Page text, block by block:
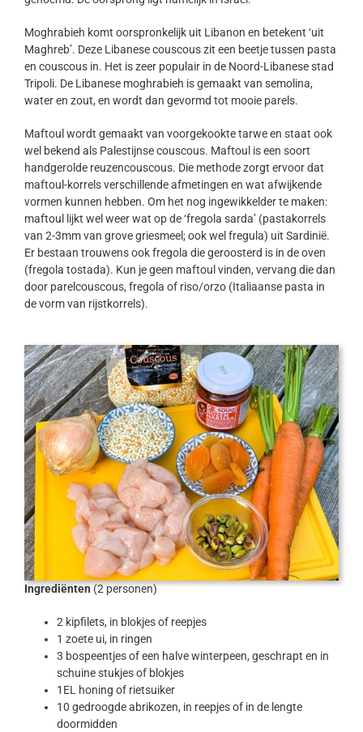
Moghrabieh komt oorspronkelijk uit Libanon en betekent ‘uit
Maghreb’. Deze Libanese couscous zit een beetje tussen pasta
en couscous in. Het is zeer populair in de Noord-Libanese stad
Tripoli. De Libanese moghrabieh is gemaakt van semolina,
water en zout, en wordt dan gevormd tot mooie parels.
Maftoul wordt gemaakt van voorgekookte tarwe en staat ook
wel bekend als Palestijnse couscous. Maftoul is een soort
handgerolde reuzencouscous. Die methode zorgt ervoor dat
maftoul-korrels verschillende afmetingen en wat afwijkende
vormen kunnen hebben. Om het nog ingewikkelder te maken:
maftoul lijkt wel weer wat op de ‘fregola sarda’ (pastakorrels
van 2-3mm van grove griesmeel; ook wel fregula) uit Sardinië.
Er bestaan trouwens ook fregola die geroosterd is in de oven
(fregola tostada). Kun je geen maftoul vinden, vervang die dan
door parelcouscous, fregola of riso/orzo (Italiaanse pasta in
de vorm van rijstkorrels).
Ingrediënten(2 personen)
2 kipfilets, in blokjes of reepjes
1 zoete ui, in ringen
3 bospeentjes of een halve winterpeen, geschrapt en in
schuine stukjes of blokjes
1EL honing of rietsuiker
10 gedroogde abrikozen, in reepjes of in de lengte
doormidden